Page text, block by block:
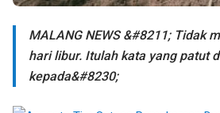
MALANG NEWS &#8211; Tidak
hari libur. Itulah kata yang patut
kepada&#8230;